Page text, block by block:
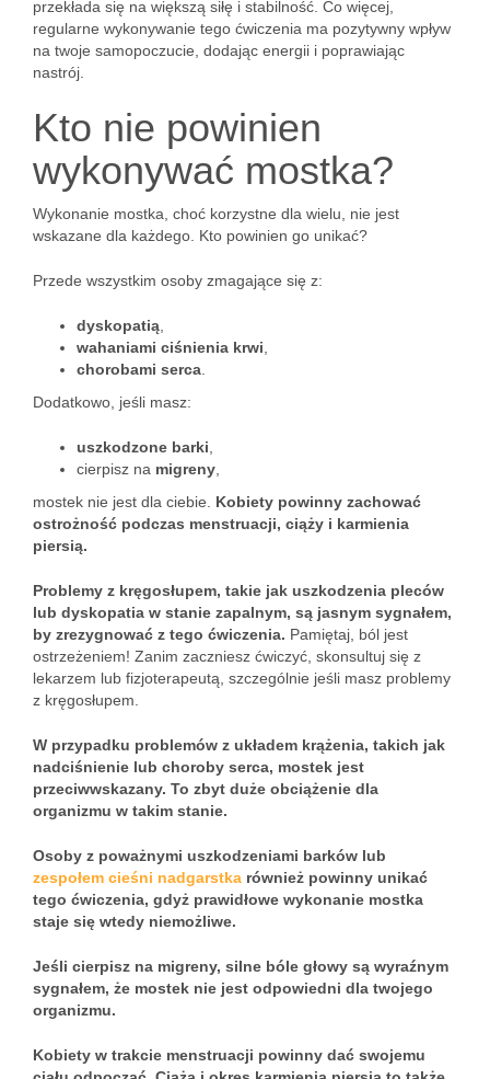
przekłada się na większą siłę i stabilność. Co więcej,
regularne wykonywanie tego ćwiczenia ma pozytywny wpływ
na twoje samopoczucie, dodając energii i poprawiając
nastrój.
Kto nie powinien
wykonywać mostka?
Wykonanie mostka, choć korzystne dla wielu, nie jest
wskazane dla każdego. Kto powinien go unikać?
Przede wszystkim osoby zmagające się z:
dyskopatią
wahaniami ciśnienia krwi
chorobami serca
Dodatkowo, jeśli masz:
uszkodzone barki
cierpisz na migreny
mostek nie jest dla ciebie. Kobiety powinny zachować
ostrożność podczas menstruacji, ciąży i karmienia
piersią.
Problemy z kręgosłupem, takie jak uszkodzenia pleców
lub dyskopatia w stanie zapalnym, są jasnym sygnałem,
by zrezygnować z tego ćwiczenia. Pamiętaj, ból jest
ostrzeżeniem! Zanim zaczniesz ćwiczyć, skonsultuj się z
lekarzem lub fizjoterapeutą, szczególnie jeśli masz problemy
z kręgosłupem.
W przypadku problemów z układem krążenia, takich jak
nadciśnienie lub choroby serca, mostek jest
przeciwwskazany. To zbyt duże obciążenie dla
organizmu w takim stanie.
Osoby z poważnymi uszkodzeniami barków lub
zespołem cieśni nadgarstka również powinny unikać
tego ćwiczenia, gdyż prawidłowe wykonanie mostka
staje się wtedy niemożliwe.
Jeśli cierpisz na migreny, silne bóle głowy są wyraźnym
sygnałem, że mostek nie jest odpowiedni dla twojego
organizmu.
Kobiety w trakcie menstruacji powinny dać swojemu